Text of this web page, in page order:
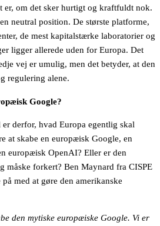
er, om det sker hurtigt og kraftfuldt nok.
neutral position. De største platforme,
de mest kapitalstærke laboratorier og
ligger allerede uden for Europa. Det
vej er umulig, men det betyder, at den
regulering alene.
Google?
derfor, hvad Europa egentlig skal
at skabe en europæisk Google, en
europæisk OpenAI? Eller er den
måske forkert? Ben Maynard fra CISPE
med at gøre den amerikanske
den mytiske europæiske Google. Vi er